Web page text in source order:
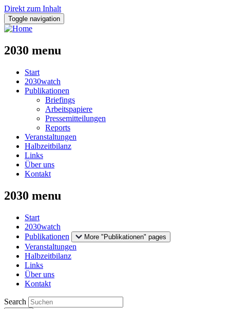
Direkt zum Inhalt
Toggle navigation
2030 menu
Start
2030watch
Publikationen
Briefings
Arbeitspapiere
Pressemitteilungen
Reports
Veranstaltungen
Halbzeitbilanz
Links
Über uns
Kontakt
2030 menu
Start
2030watch
Publikationen
More "Publikationen" pages
Veranstaltungen
Halbzeitbilanz
Links
Über uns
Kontakt
Search